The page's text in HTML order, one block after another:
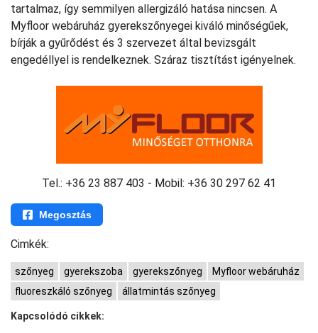
tartalmaz, így semmilyen allergizáló hatása nincsen. A
Myfloor webáruház gyerekszőnyegei kiváló minőségűek,
bírják a gyűrődést és 3 szervezet által bevizsgált
engedéllyel is rendelkeznek. Száraz tisztítást igényelnek.
Tel.: +36 23 887 403 - Mobil: +36 30 297 62 41
Megosztás
Cimkék:
szőnyeg gyerekszoba gyerekszőnyeg
Myfloor webáruház
fluoreszkáló szőnyeg
állatmintás szőnyeg
Kapcsolódó cikkek: